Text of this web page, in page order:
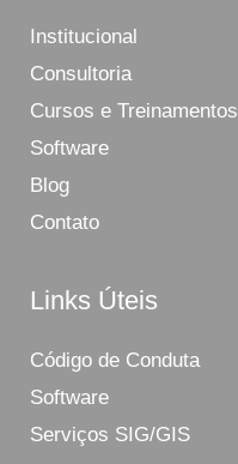
Institucional
Consultoria
Cursos e Treinamentos
Software
Blog
Contato
Links Úteis
Código de Conduta
Software
Serviços SIG/GIS